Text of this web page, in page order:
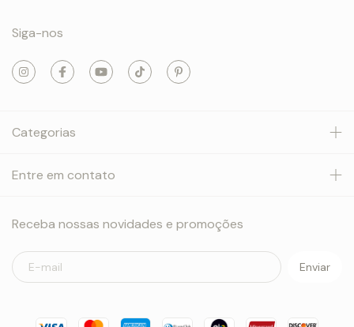
Siga-nos
Categorias
Entre em contato
Receba nossas novidades e promoções